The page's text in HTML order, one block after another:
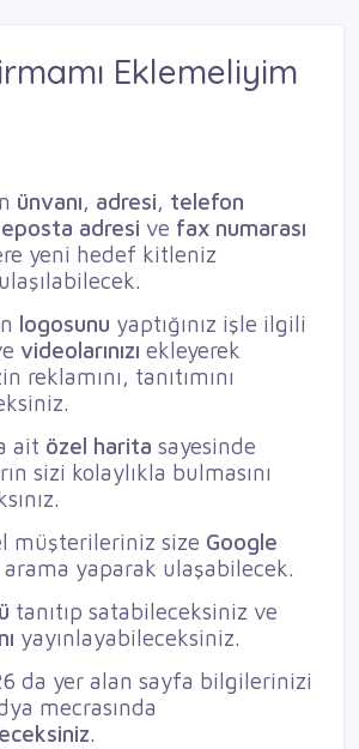
Eklemeliyim
ünvanı, adresi, telefon
eposta adresi ve fax numarası
yeni hedef kitleniz
logosunu yaptığınız işle ilgili
videolarınızı ekleyerek
reklamını, tanıtımını
ait özel harita sayesinde
sizi kolaylıkla bulmasını
müşterileriniz size Google
yaparak ulaşabilecek.
tanıtıp satabileceksiniz ve
yayınlayabileceksiniz.
da yer alan sayfa bilgilerinizi
mecrasında
.